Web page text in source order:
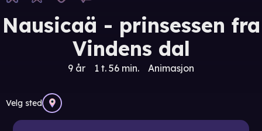
Nausicaä - prinsessen fra
Vindens dal
9 år 1 t. 56 min. Animasjon
Velg sted